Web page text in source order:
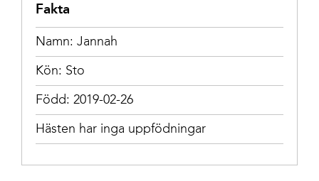
Fakta
Namn: Jannah
Kön: Sto
Född: 2019-02-26
Hästen har inga uppfödningar